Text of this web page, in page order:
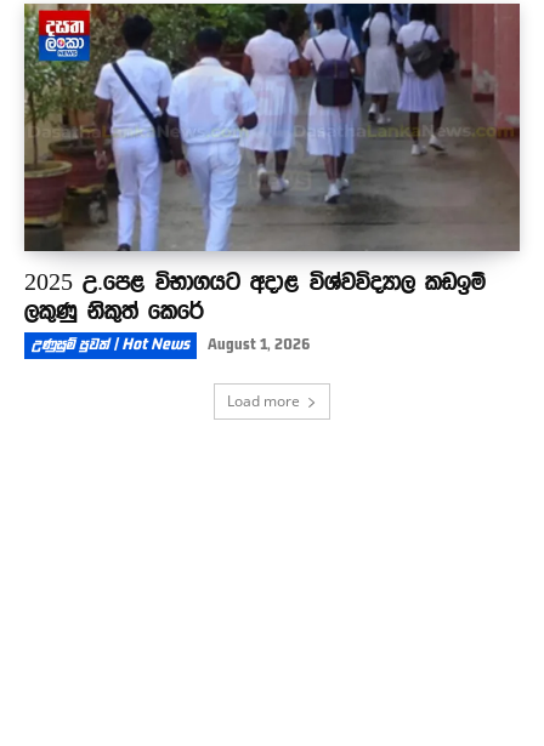
2025 උ.පෙළ විභාගයට අදාළ විශ්වවිද්‍යාල කඩඉම්
ලකුණු නිකුත් කෙරේ
උණුසුම් පුවත් | Hot News August 1, 2026
Load more